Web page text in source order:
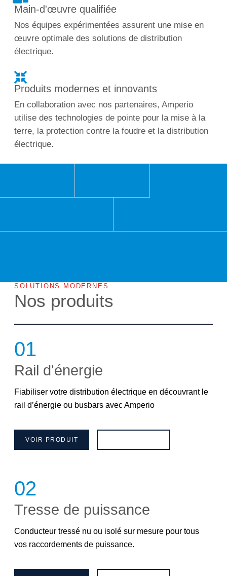
Main-d'œuvre qualifiée
Nos équipes expérimentées assurent une mise en
œuvre optimale des solutions de distribution
électrique.
Produits modernes et innovants
En collaboration avec nos partenaires, Amperio
utilise des technologies de pointe pour la mise à la
terre, la protection contre la foudre et la distribution
électrique.
SOLUTIONS MODERNES
Nos produits
01
Rail d'énergie
Fiabiliser votre distribution électrique en découvrant le
rail d’énergie ou busbars avec Amperio
VOIR PRODUIT
02
Tresse de puissance
Conducteur tressé nu ou isolé sur mesure pour tous
vos raccordements de puissance.